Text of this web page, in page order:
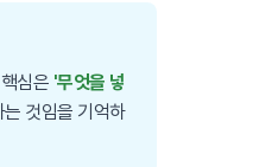
심은 '무엇을 넣
것임을 기억하